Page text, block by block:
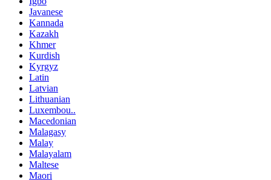
Javanese
Kannada
Kazakh
Khmer
Kurdish
Kyrgyz
Latin
Latvian
Lithuanian
Luxembou..
Macedonian
Malagasy
Malay
Malayalam
Maltese
Maori